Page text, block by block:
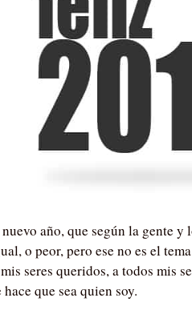
año, que según la gente
o peor, pero ese no es el
seres queridos, a todos mis
que sea quien soy.